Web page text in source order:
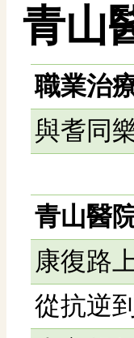
青山
職業治
與耆同
青山醫
康復路
從抗逆